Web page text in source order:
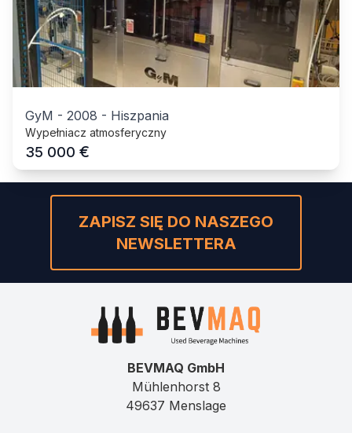
GyM - 2008 - Hiszpania
Wypełniacz atmosferyczny
35 000 €
ZAPISZ SIĘ DO NASZEGO
NEWSLETTERA
BEVMAQ GmbH
Mühlenhorst 8
49637 Menslage